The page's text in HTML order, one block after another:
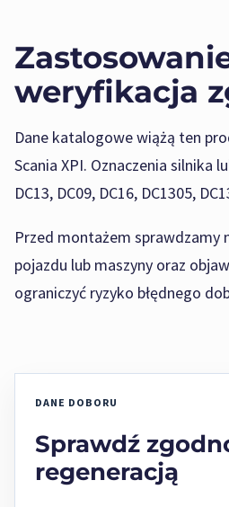
weryfikacja
Dane katalogowe wiążą ten
Scania XPI. Oznaczenia silnika
DC13, DC09, DC16, DC1305,
Przed montażem sprawdzamy
pojazdu lub maszyny oraz
ograniczyć ryzyko błędnego
DANE DOBORU
Sprawdź
regeneracją